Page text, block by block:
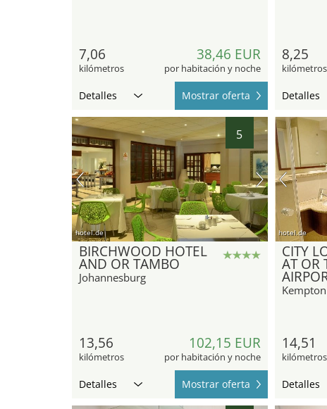
7,06
kilómetros
38,46 EUR
por habitación y noche
Detalles Mostrar oferta
8,25
kilómetros
Detalles
5
hotel.de
BIRCHWOOD HOTEL
AND OR TAMBO
Johannesburg
13,56
kilómetros
102,15 EUR
por habitación y noche
Detalles Mostrar oferta
hotel.de
CITY
AT OR
14,51
kilómetros
Detalles